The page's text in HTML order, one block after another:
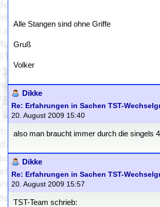
Alle Stangen sind ohne Griffe
Gruß
Volker
Dikke
Re: Erfahrungen in Sachen TST-
20. August 2009 15:40
also man braucht immer durch die singels
Dikke
Re: Erfahrungen in Sachen TST-
20. August 2009 15:57
TST-Team schrieb: